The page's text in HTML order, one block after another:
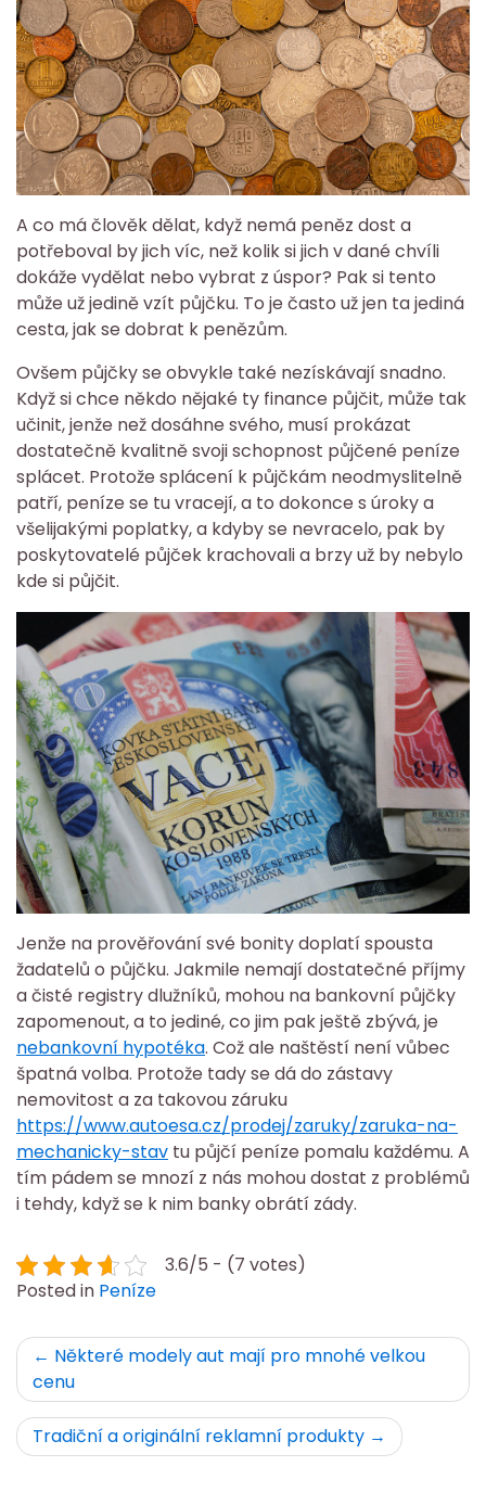
A co má člověk dělat, když nemá peněz dost a
potřeboval by jich víc, než kolik si jich v dané chvíli
dokáže vydělat nebo vybrat z úspor? Pak si tento
může už jedině vzít půjčku. To je často už jen ta jediná
cesta, jak se dobrat k penězům.
Ovšem půjčky se obvykle také nezískávají snadno.
Když si chce někdo nějaké ty finance půjčit, může tak
učinit, jenže než dosáhne svého, musí prokázat
dostatečně kvalitně svoji schopnost půjčené peníze
splácet. Protože splácení k půjčkám neodmyslitelně
patří, peníze se tu vracejí, a to dokonce s úroky a
všelijakými poplatky, a kdyby se nevracelo, pak by
poskytovatelé půjček krachovali a brzy už by nebylo
kde si půjčit.
Jenže na prověřování své bonity doplatí spousta
žadatelů o půjčku. Jakmile nemají dostatečné příjmy
a čisté registry dlužníků, mohou na bankovní půjčky
zapomenout, a to jediné, co jim pak ještě zbývá, je
nebankovní hypotéka. Což ale naštěstí není vůbec
špatná volba. Protože tady se dá do zástavy
nemovitost a za takovou záruku
https://www.autoesa.cz/prodej/zaruky/zaruka-na-
mechanicky-stav tu půjčí peníze pomalu každému. A
tím pádem se mnozí z nás mohou dostat z problémů
i tehdy, když se k nim banky obrátí zády.
3.6/5 - (7 votes)
Posted in Peníze
Navigace
pro
příspěvek
Některé modely aut mají pro mnohé velkou
cenu
Tradiční a originální reklamní produkty